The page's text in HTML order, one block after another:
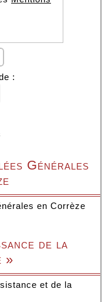
:
Générales
en Corrèze
de la
»
et de la